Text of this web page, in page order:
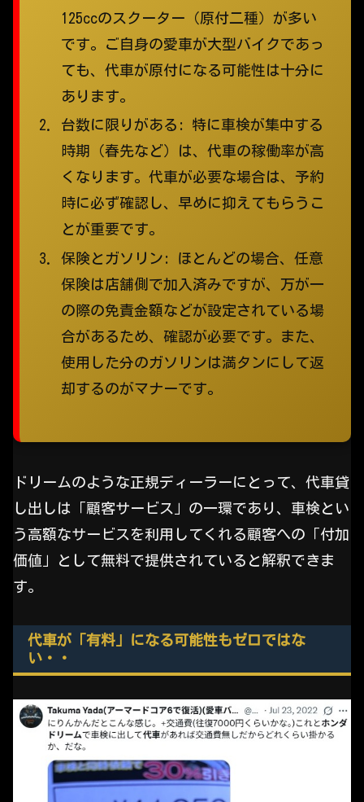
125ccのスクーター（原付二種）が多い
です。ご自身の愛車が大型バイクであっ
ても、代車が原付になる可能性は十分に
あります。
台数に限りがある:
特に車検が集中する
時期（春先など）は、代車の稼働率が高
くなります。代車が必要な場合は、予約
時に必ず確認し、早めに抑えてもらうこ
とが重要です。
保険とガソリン:
ほとんどの場合、任意
保険は店舗側で加入済みですが、万が一
の際の免責金額などが設定されている場
合があるため、確認が必要です。また、
使用した分のガソリンは満タンにして返
却するのがマナーです。
ドリームのような正規ディーラーにとって、代車貸
し出しは「顧客サービス」の一環であり、車検とい
う高額なサービスを利用してくれる顧客への「付加
価値」として無料で提供されていると解釈できま
す。
代車が「有料」になる可能性もゼロではな
い・・